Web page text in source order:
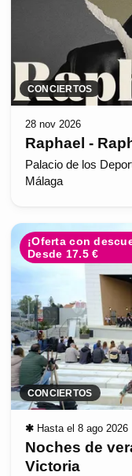
CONCIERTOS
28 nov 2026
Raphael -
Palacio de los
Málaga
¡Oferta con
Desde 17.5 €
CONCIERTOS
✱ Hasta el 8 ago 2026
Noches de
Victoria